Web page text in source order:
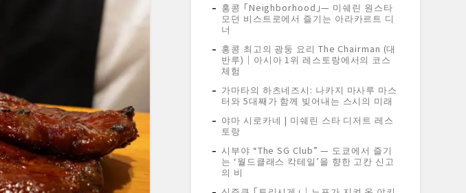
홍콩 「Neighborhood」— 미쉐린 원스타
모던 비스트로에서 즐기는 아라카르트 디
너
홍콩 최고의 광둥 요리 The Chairman (대
반루)｜아시아 1위 레스토랑에서의 코스
체험
가마타의 하츠네즈시: 나카지 마사루 마스
터와 5대째가 함께 빚어내는 스시의 미래
야마 시로카네 | 미쉐린 스타 디저트 레스
토랑
시부야 “The SG Club” — 도쿄에서 즐기
는 ‘월드클래스 칵테일’을 향한 고칸 신고
의 비